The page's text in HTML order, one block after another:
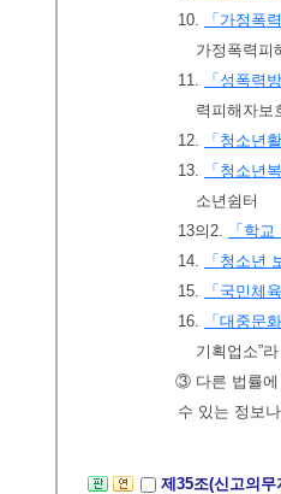
10.
「가정폭
가정폭력피
11.
「성폭력
력피해자보
12.
「청소년
13.
「청소년
소년쉼터
13의2.
「학
14.
「청소년
15.
「국민체
16.
「대중문
기획업소”
③ 다른 법률에
수 있는 정보
제35조(신고의